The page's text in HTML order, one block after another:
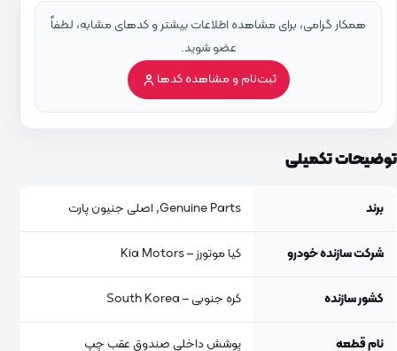
همکار گرامی، برای مشاهده اطلاعات بیشتر و کدهای مشابه، لطفاً
عضو شوید.
ثبت‌نام و مشاهده کدها
توضیحات تکمیلی
برند Genuine Parts, اصلی جنیون پارت
شرکت سازنده خودرو کیا موتورز – Kia Motors
کشور سازنده کره جنوبی – South Korea
نام قطعه پوشش داخلی صندوق عقب چپ